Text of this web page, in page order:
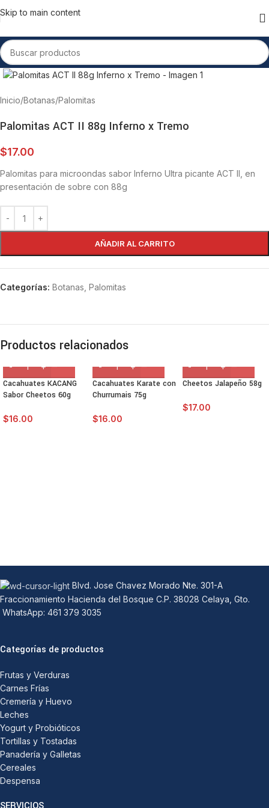
Skip to main content
Inicio/Botanas/Palomitas
Palomitas ACT II 88g Inferno x Tremo
$17.00
Palomitas para microondas sabor Inferno Ultra picante ACT II, en
presentación de sobre con 88g
AÑADIR AL CARRITO
Categorías: Botanas Palomitas
Productos relacionados
Cacahuates KACANG
Sabor Cheetos 60g
$16.00
Cacahuates Karate con
Churrumais 75g
$16.00
Cheetos Jalapeño 58g
$17.00
Blvd. Jose Chavez Morado Nte. 301-A
Fraccionamiento Hacienda del Bosque C.P. 38028 Celaya, Gto.
WhatsApp: 461 379 3035
Categorías de productos
Frutas y Verduras
Carnes Frías
Cremería y Huevo
Leches
Yogurt y Probióticos
Tortillas y Tostadas
Panadería y Galletas
Cereales
Despensa